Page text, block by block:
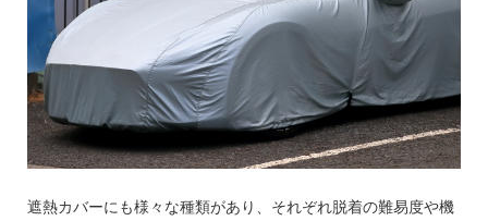
遮熱カバーにも様々な種類があり、それぞれ脱着の難易度や機